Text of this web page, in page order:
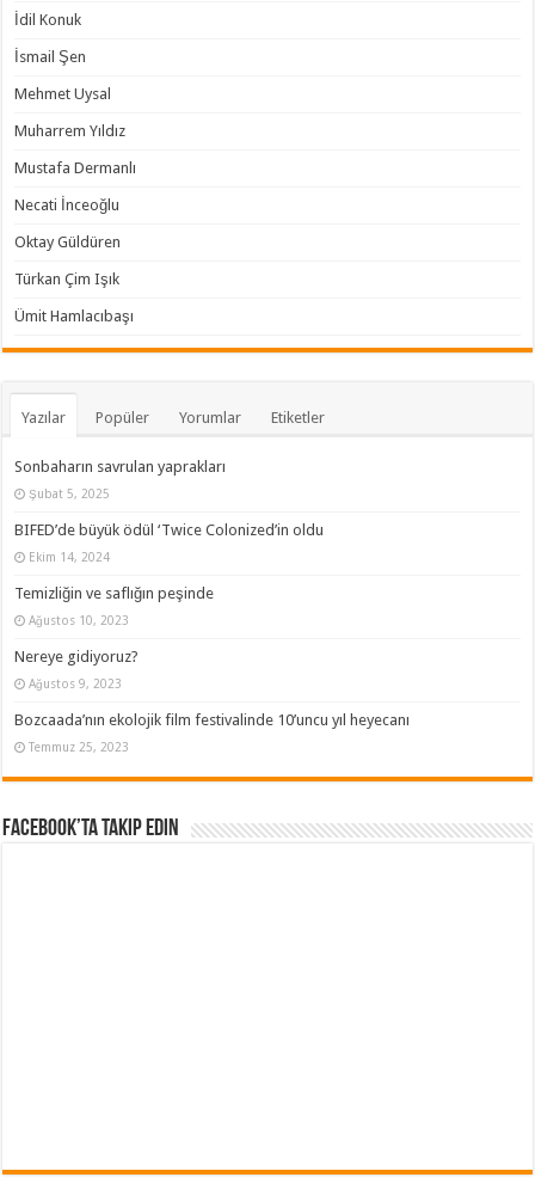
İdil Konuk
İsmail Şen
Mehmet Uysal
Muharrem Yıldız
Mustafa Dermanlı
Necati İnceoğlu
Oktay Güldüren
Türkan Çim Işık
Ümit Hamlacıbaşı
Yazılar Popüler Yorumlar Etiketler
Sonbaharın savrulan yaprakları
Şubat 5, 2025
BIFED’de büyük ödül ‘Twice Colonized’in oldu
Ekim 14, 2024
Temizliğin ve saflığın peşinde
Ağustos 10, 2023
Nereye gidiyoruz?
Ağustos 9, 2023
Bozcaada’nın ekolojik film festivalinde 10’uncu yıl heyecanı
Temmuz 25, 2023
Facebook’ta Takip Edin